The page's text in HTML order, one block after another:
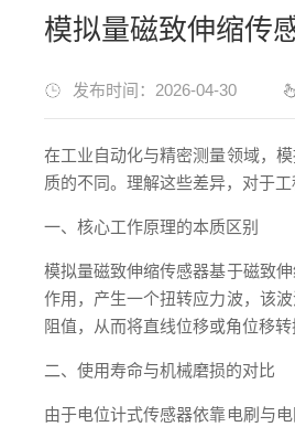
模拟量磁致伸缩传
发布时间：2026-04-30
在工业自动化与精密测量领域，
质的不同。理解这些差异，对于
一、核心工作原理的本质区别
模拟量磁致伸缩传感器基于磁致
作用，产生一个扭转应力波，该
阻值，从而将直线位移或角位移
二、使用寿命与机械磨损的对比
由于电位计式传感器依靠电刷与